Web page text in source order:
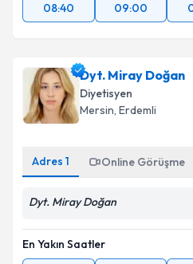
08:40
09:00
Dyt. Miray Doğan
Diyetisyen
Mersin, Erdemli
Adres 1 Online Görüşme
Dyt. Miray Doğan
En Yakın Saatler